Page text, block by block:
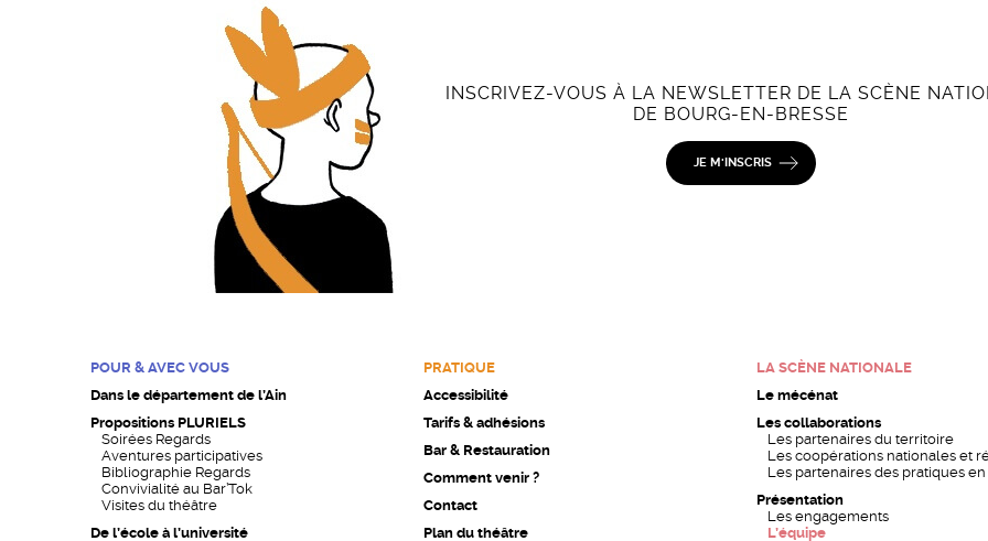
INSCRIVEZ-VOUS À LA NEWSLETTER DE LA SCÈNE
DE BOURG-EN-BRESSE
JE M'INSCRIS
POUR & AVEC VOUS
Dans le département de l’Ain
Propositions PLURIELS
Soirées Regards
Aventures participatives
Bibliographie Regards
Convivialité au Bar’Tok
Visites du théâtre
De l’école à l’université
PRATIQUE
Accessibilité
Tarifs & adhésions
Bar & Restauration
Comment venir ?
Contact
Plan du théâtre
LA SCÈNE NATIONALE
Le mécénat
Les collaborations
Les partenaires du territoire
Les coopérations nationales et
Les partenaires des pratiques
Présentation
Les engagements
L’équipe